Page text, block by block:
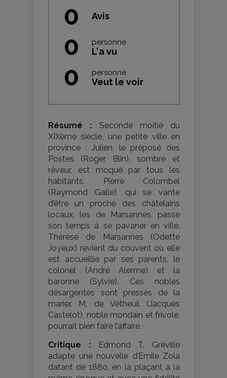
0 Avis
0 personne
L'a vu
0 personne
Veut le voir
Résumé : Seconde moitié du
XIXème siècle, une petite ville en
province : Julien, le préposé des
Postes (Roger Blin), sombre et
rêveur, est moqué par tous les
habitants. Pierre Colombel
(Raymond Galle), qui se vante
d’être un proche des châtelains
locaux, les de Marsannes, passe
son temps à se pavaner en ville.
Thérèse de Marsannes (Odette
Joyeux) revient du couvent où elle
est accueillie par ses parents, le
colonel (André Alerme) et la
baronne (Sylvie). Ces nobles
désargentés sont pressés de la
marier. M. de Vétheuil (Jacques
Castelot), noble mondain et frivole,
pourrait bien faire l’affaire.
Critique : Edmond T. Gréville
adapte une nouvelle d’Emile Zola
datant de 1880, en la plaçant à la